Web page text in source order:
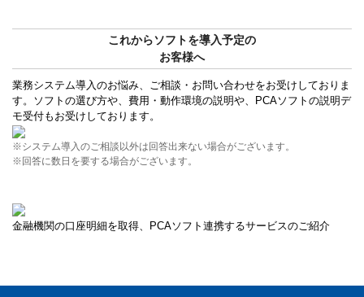
これからソフトを導入予定の
お客様へ
業務システム導入のお悩み、ご相談・お問い合わせをお受けしておりま
す。ソフトの選び方や、費用・動作環境の説明や、PCAソフトの説明デ
モ受付もお受けしております。
※システム導入のご相談以外は回答出来ない場合がございます。
※回答に数日を要する場合がございます。
金融機関の口座明細を取得、PCAソフト連携するサービスのご紹介